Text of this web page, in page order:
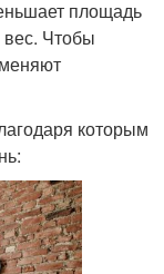
площадь
Чтобы
которым